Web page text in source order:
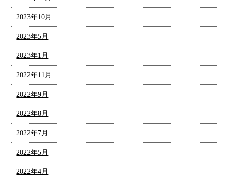
2023年10月
2023年5月
2023年1月
2022年11月
2022年9月
2022年8月
2022年7月
2022年5月
2022年4月